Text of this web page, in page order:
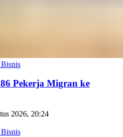
Pekerja Migran ke
2026, 20:24